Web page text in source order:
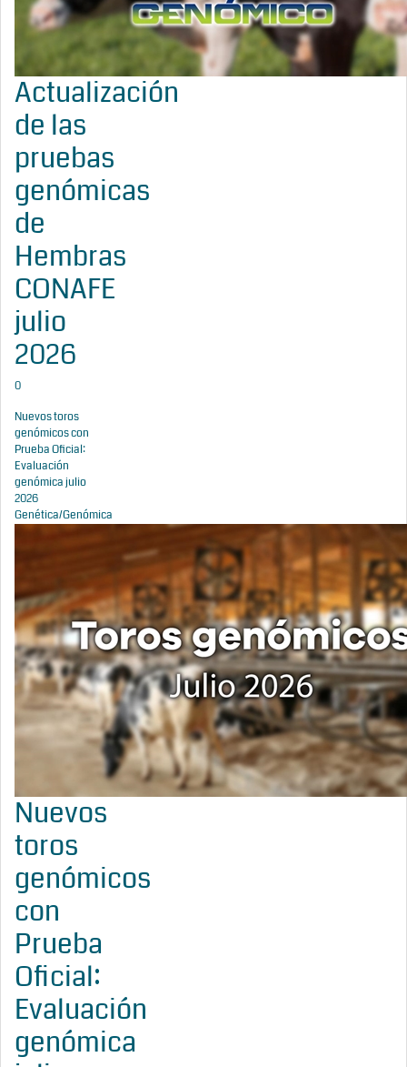
Actualización
de las
pruebas
genómicas
de
Hembras
CONAFE
julio
2026
0
Nuevos toros
genómicos con
Prueba Oficial:
Evaluación
genómica julio
2026
Genética/Genómica
Nuevos
toros
genómicos
con
Prueba
Oficial:
Evaluación
genómica